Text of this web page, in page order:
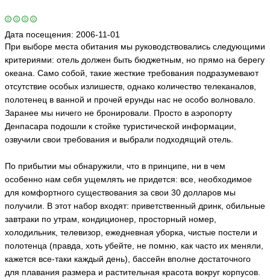
Дата посещения: 2006-11-01
При выборе места обитания мы руководствовались следующими
критериями: отель должен быть бюджетным, но прямо на берегу
океана. Само собой, такие жесткие требования подразумевают
отсутствие особых излишеств, однако количество телеканалов,
полотенец в ванной и прочей ерунды нас не особо волновало.
Заранее мы ничего не бронировали. Просто в аэропорту
Денпасара подошли к стойке туристической информации,
озвучили свои требования и выбрали подходящий отель.
По прибытии мы обнаружили, что в принципе, ни в чем
особенно нам себя ущемлять не придется: все, необходимое
для комфортного существования за свои 30 долларов мы
получили. В этот набор входят: приветственный дринк, обильные
завтраки по утрам, кондиционер, просторный номер,
холодильник, телевизор, ежедневная уборка, чистые постели и
полотенца (правда, хоть убейте, не помню, как часто их меняли,
кажется все-таки каждый день), бассейн вполне достаточного
для плавания размера и растительная красота вокруг корпусов.